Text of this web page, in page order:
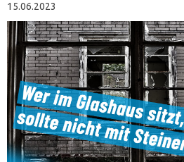
15.06.2023